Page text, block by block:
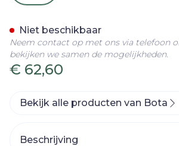
€ 62,60
Niet beschikbaar
Neem contact op met ons via telefoon
bekijken we samen de mogelijkheden.
Bekijk alle producten van Bota
Beschrijving